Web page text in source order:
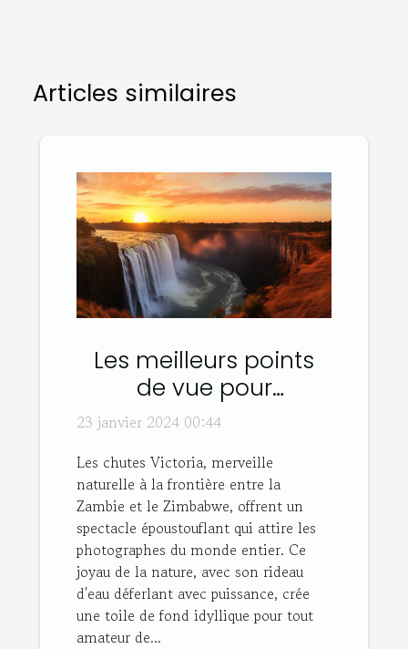
Articles similaires
Les meilleurs points
de vue pour
photographier les
23 janvier 2024 00:44
Les chutes Victoria, merveille
naturelle à la frontière entre la
Zambie et le Zimbabwe, offrent un
spectacle époustouflant qui attire les
photographes du monde entier. Ce
joyau de la nature, avec son rideau
d'eau déferlant avec puissance, crée
une toile de fond idyllique pour tout
amateur de...